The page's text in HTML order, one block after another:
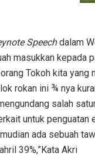
Speechdalam
masukkan kepada
Tokoh kita yang
rokan ini ¾ nya
salah
untuk
ada sebuah
39%,”Kata Akri